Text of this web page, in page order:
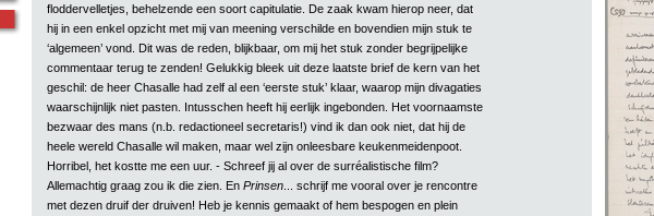
floddervelletjes, behelzende een soort capitulatie. De zaak kwam hierop neer, dat
hij in een enkel opzicht met mij van meening verschilde en bovendien mijn stuk te
‘algemeen’ vond. Dit was de reden, blijkbaar, om mij het stuk zonder begrijpelijke
commentaar terug te zenden! Gelukkig bleek uit deze laatste brief de kern van het
geschil: de heer Chasalle had zelf al een ‘eerste stuk’ klaar, waarop mijn divagaties
waarschijnlijk niet pasten. Intusschen heeft hij eerlijk ingebonden. Het voornaamste
bezwaar des mans (n.b. redactioneel secretaris!) vind ik dan ook niet, dat hij de
heele wereld Chasalle wil maken, maar wel zijn onleesbare keukenmeidenpoot.
Horribel, het kostte me een uur. - Schreef jij al over de surréalistische film?
Allemachtig graag zou ik die zien. En Prinsen... schrijf me vooral over je rencontre
met dezen druif der druiven! Heb je kennis gemaakt of hem bespogen en plein